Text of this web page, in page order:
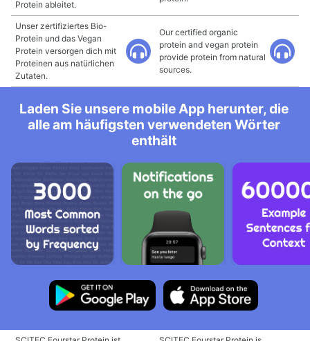
Protein ableitet.
Unser zertifiziertes Bio-
Protein und das Vegan
Protein versorgen dich mit
Proteinen aus natürlichen
Zutaten.
Our certified organic
protein and vegan protein
provide protein from natural
sources.
Laden Sie unsere mobile App herunter, die
alle am häufigsten verwendeten Wörter
enthält